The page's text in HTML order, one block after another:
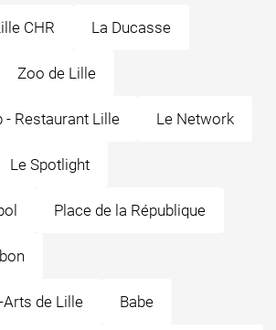
CHR La Ducasse
Zoo de Lille
- Restaurant Lille Le Network
Le Spotlight
Place de la République
Arts de Lille Babe